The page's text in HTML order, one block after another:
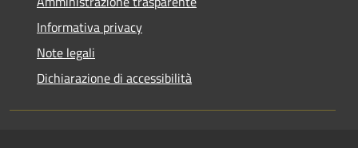
Informativa privacy
Note legali
Dichiarazione di accessibilità